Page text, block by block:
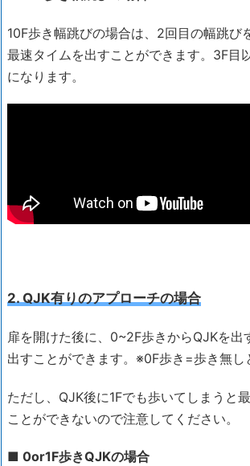
10F歩き幅跳びの場合は、2回目の幅跳び
最速タイムを出すことができます。3F目
になります。
2. QJK有りのアプローチの場合
扉を開けた後に、0~2F歩きからQJKを出
出すことができます。※0F歩き=歩き無し
ただし、QJK後に1Fでも歩いてしまうと
ことができないので注意してください。
■ 0or1F歩きQJKの場合